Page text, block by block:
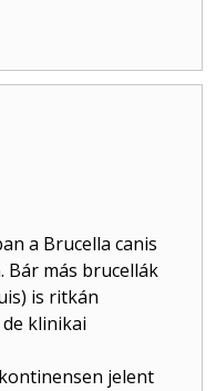
a Brucella canis
Bár más brucellák
is ritkán
klinikai
jelent